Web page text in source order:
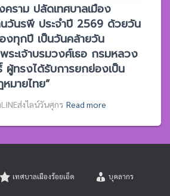
ราม ปลัดเทศบาลเมือง
วันรพี ประจำปี 2569 ด้วยวัน
ทุกปี เป็นวันคล้ายวัน
ะเจ้าบรมวงศ์เธอ กรมหลวง
ผู้ทรงได้รับการยกย่องเป็น
มายไทย”
ส่งไลน์วันศุกร Read more
เทศบาลเมืองร้อยเอ็ด บุคลากร